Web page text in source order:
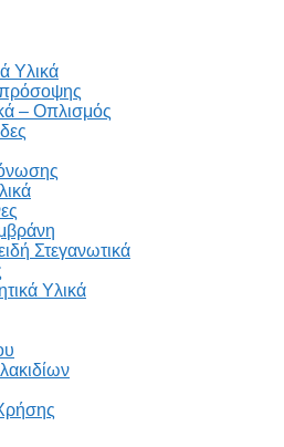
Υλικά
– Οπλισμός
Στεγανωτικά
Υλικά